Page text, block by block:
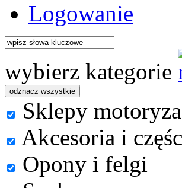
Logowanie
wybierz kategorie
Sklepy
Akcesoria i
Opony i felgi